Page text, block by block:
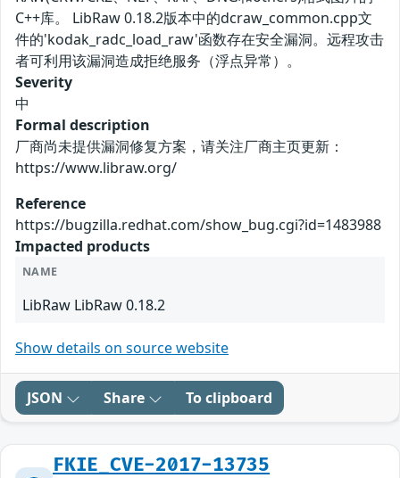
C++库。 LibRaw 0.18.2版本中的dcraw_common.cpp文
件的'kodak_radc_load_raw'函数存在安全漏洞。远程攻击
者可利用该漏洞造成拒绝服务（浮点异常）。
Severity
中
Formal description
厂商尚未提供漏洞修复方案，请关注厂商主页更新：
https://www.libraw.org/
Reference
https://bugzilla.redhat.com/show_bug.cgi?id=1483988
Impacted products
NAME
LibRaw LibRaw 0.18.2
Show details on source website
JSON Share To clipboard
FKIE_CVE-2017-13735